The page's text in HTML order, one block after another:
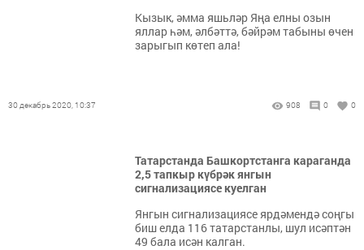
Кызык, әмма яшьләр Яңа елны озын
яллар һәм, әлбәттә, бәйрәм табыны өчен
зарыгып көтеп ала!
30 декабрь 2020, 10:37 908 0 0
Татарстанда Башкортстанга караганда
2,5 тапкыр күбрәк янгын
сигнализациясе куелган
Янгын сигнализациясе ярдәмендә соңгы
биш елда 116 татарстанлы, шул исәптән
49 бала исән калган.